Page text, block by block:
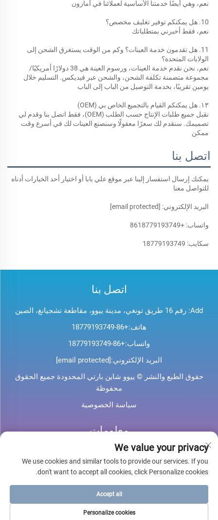
نعم، وهي أيضًا خدمتنا الأساسية لعملائنا في أمازون
10. هل يمكنكم توفير تغليف مخصص؟
نعم، فقط أخبرني بمتطلباتك
الولايات المتحدة؟
نعم، نحن نقدم خدمة العينات، ورسوم العينة هي 38 دولارًا أمريكيًا/
يومين تقريبًا، بخدمة التوصيل من الباب إلى الباب
١٣. هل يمكنكم القيام بالتجميع الخاص بي (OEM)
ممكن
اتصل بنا
للتواصل معنا
البريد الإلكتروني: [email protected]
واتساب: +8618779193749
سكايب: 18779193749
اتصل بنا
Add: رقم 16 طريق تونغي، مدينة ييوو، مقاطعة تشجيانغ، الصين
هاتف:+86-18779193749
واتساب:+86-18779193749
البريد الإلكتروني:[email protected]
حقوق الطبع والنشر © ييوو شاين بارتي المحدودة جميع الحقوق
محفوظة
سياسة الخصوصية
معلومات
اشترك لتلقي نشرتنا الإخبارية الأسبوعية
أرسل
We value your privacy
We use cookies and similar tools to provide our services. If you
don't want to accept all cookies, click Personalize cookies.
Personalize cookies
Accept all